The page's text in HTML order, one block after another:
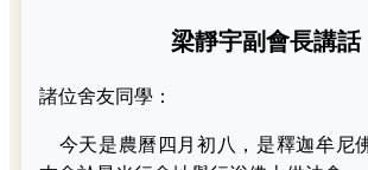
梁靜宇副會長講話
諸位舍友同學：
今天是農曆四月初八，是釋迦牟尼